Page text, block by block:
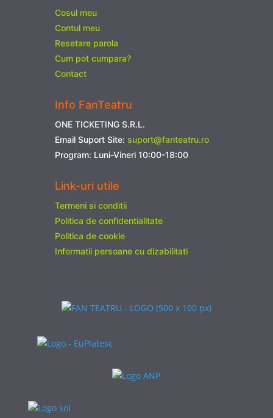
Cosul meu
Contul meu
Resetare parola
Cum pot cumpara?
Contact
Info FanTeatru
ONE TICKETING S.R.L.
Email Suport Site: suport@fanteatru.ro
Program: Luni-Vineri 10:00-18:00
Link-uri utile
Termeni si conditii
Politica de confidentialitate
Politica de cookie
Informatii persoane cu dizabilitati